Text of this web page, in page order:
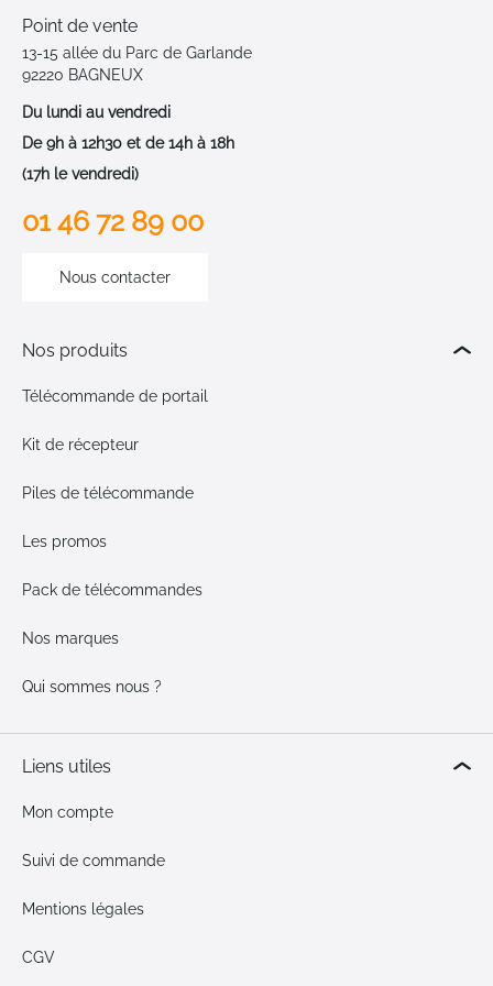
Point de vente
13-15 allée du Parc de Garlande
92220 BAGNEUX
Du lundi au vendredi
De 9h à 12h30 et de 14h à 18h
(17h le vendredi)
01 46 72 89 00
Nous contacter
Nos produits
Télécommande de portail
Kit de récepteur
Piles de télécommande
Les promos
Pack de télécommandes
Nos marques
Qui sommes nous ?
Liens utiles
Mon compte
Suivi de commande
Mentions légales
CGV